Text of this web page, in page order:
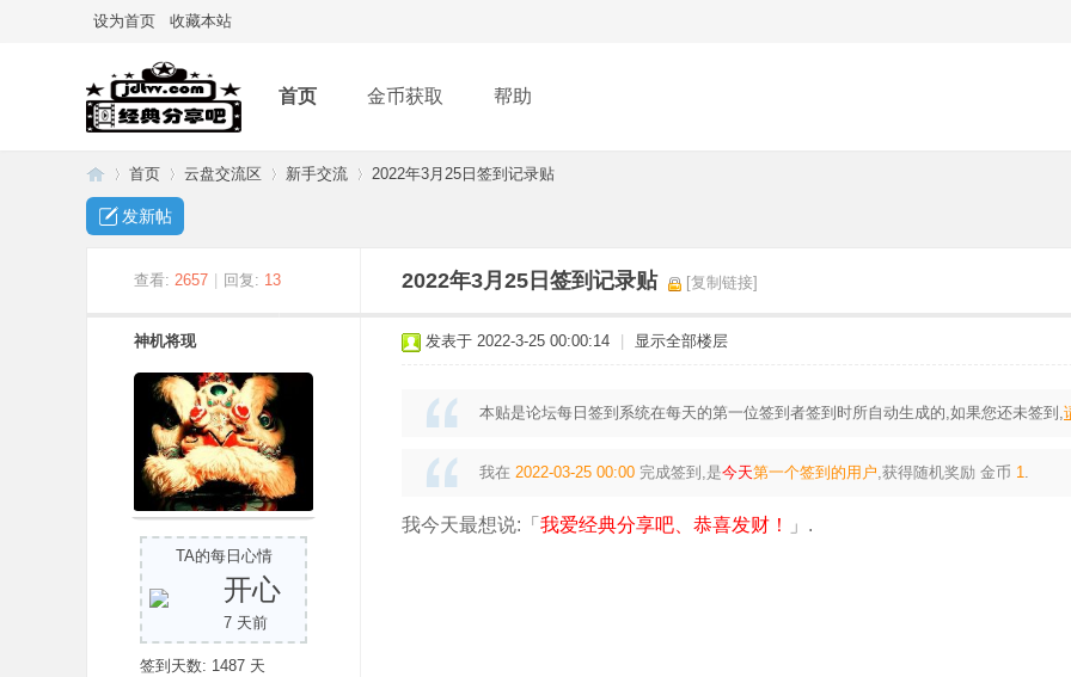
设为首页 收藏本站
首页 金币获取 帮助
首页
›
云盘交流区
›
新手交流 2022年3月25日签到记录贴
发新帖
查看: 2657 回复: 13 2022年3月25日签到记录贴 [复制链接]
神机将现
TA的每日心情
开心
7 天前
签到天数: 1487 天
发表于 2022-3-25 00:00:14 显示全部楼层
本贴是论坛每日签到系统在每天的第一位签到者签到时所自动生成的,如果您还未签到,
我在 2022-03-25 00:00 完成签到,是今天第一个签到的用户,获得随机奖励 金币 1.
我今天最想说:「 我爱经典分享吧、恭喜发财！ 」.